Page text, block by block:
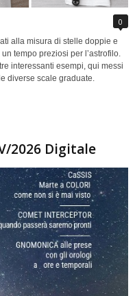
0
alla misura di stelle doppie e
tempo preziosi per l’astrofilo.
interessanti esempi, qui messi
diverse scale graduate.
2026 Digitale